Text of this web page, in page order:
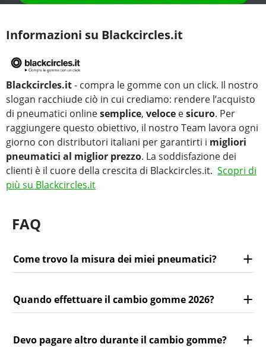
Informazioni su Blackcircles.it
Blackcircles.it- compra le gomme con un click. Il nostro
slogan racchiude ciò in cui crediamo: rendere l’acquisto
di pneumatici onlinesemplice, veloce esicuro. Per
raggiungere questo obiettivo, il nostro Team lavora ogni
giorno con distributori italiani per garantirti i migliori
pneumatici al miglior prezzo. La soddisfazione dei
clienti è il cuore della crescita di Blackcircles.it. Scopri di
più su Blackcircles.it
FAQ
Come trovo la misura dei miei pneumatici?
Quando effettuare il cambio gomme 2026?
Devo pagare altro durante il cambio gomme?